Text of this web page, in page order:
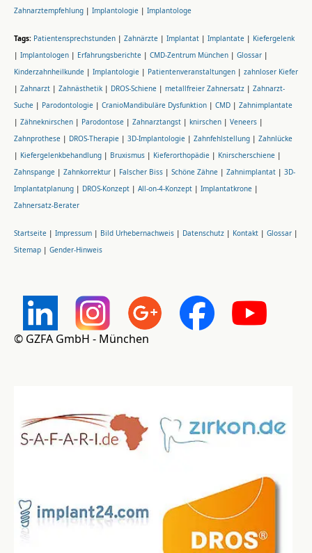
Zahnarztempfehlung | Implantologie | Implantologe
Tags: Patientensprechstunden | Zahnärzte | Implantat | Implantate | Kiefergelenk
| Implantologen | Erfahrungsberichte | CMD-Zentrum München | Glossar |
Kinderzahnheilkunde | Implantologie | Patientenveranstaltungen | zahnloser Kiefer
| Zahnarzt | Zahnästhetik | DROS-Schiene | metallfreier Zahnersatz | Zahnarzt-
Suche | Parodontologie | CranioMandibuläre Dysfunktion | CMD | Zahnimplantate
| Zähneknirschen | Parodontose | Zahnarztangst | knirschen | Veneers |
Zahnprothese | DROS-Therapie | 3D-Implantologie | Zahnfehlstellung | Zahnlücke
| Kiefergelenkbehandlung | Bruxismus | Kieferorthopädie | Knirscherschiene |
Zahnspange | Zahnkorrektur | Falscher Biss | Schöne Zähne | Zahnimplantat | 3D-
Implantatplanung | DROS-Konzept | All-on-4-Konzept | Implantatkrone |
Zahnersatz-Berater
Startseite | Impressum | Bild Urhebernachweis | Datenschutz | Kontakt | Glossar |
Sitemap | Gender-Hinweis
© GZFA GmbH - München